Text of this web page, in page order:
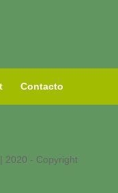
Contacto
| 2020 - Copyright